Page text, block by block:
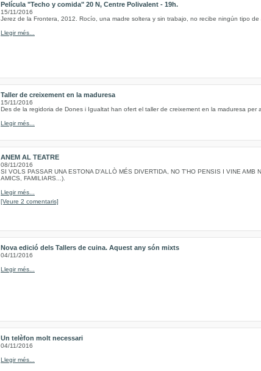
Película "Techo y comida" 20 N, Centre Polivalent - 19h.
15/11/2016
Jerez de la Frontera, 2012. Rocío, una madre soltera y sin trabajo, no recibe ningún tipo de
Llegir més...
Taller de creixement en la maduresa
15/11/2016
Des de la regidoria de Dones i Igualtat han ofert el taller de creixement en la maduresa per
Llegir més...
ANEM AL TEATRE
08/11/2016
SI VOLS PASSAR UNA ESTONA D'ALLÒ MÉS DIVERTIDA, NO T'HO PENSIS I VINE AMB
AMICS, FAMILIARS...).
Llegir més...
[Veure 2 comentaris]
Nova edició dels Tallers de cuina. Aquest any són mixts
04/11/2016
Llegir més...
Un telèfon molt necessari
04/11/2016
Llegir més...